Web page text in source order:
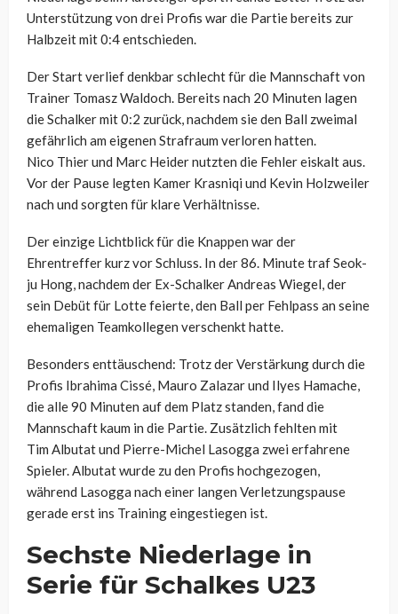
Unterstützung von drei Profis war die Partie bereits zur
Halbzeit mit 0:4 entschieden.
Der Start verlief denkbar schlecht für die Mannschaft von
Trainer TomaszWaldoch. Bereits nach 20 Minuten lagen
die Schalker mit 0:2 zurück, nachdem sie den Ball zweimal
gefährlich am eigenen Strafraum verloren hatten.
Nico Thierund Marc Heider nutzten die Fehler eiskalt aus.
Vor der Pause legten Kamer Krasniqi und Kevin Holzweiler
nach und sorgten für klare Verhältnisse.
Der einzige Lichtblick für die Knappen war der
Ehrentreffer kurz vor Schluss. In der 86. Minute traf Seok-
ju Hong, nachdem der Ex-Schalker Andreas Wiegel, der
sein Debüt für Lotte feierte, den Ball per Fehlpass an seine
ehemaligen Teamkollegen verschenkt hatte.
Besonders enttäuschend: Trotz der Verstärkung durch die
Profis Ibrahima Cissé, Mauro Zalazarund Ilyes Hamache,
die alle 90 Minuten auf dem Platz standen, fand die
Mannschaft kaum in die Partie. Zusätzlich fehlten mit
Tim Albutatund Pierre-Michel Lasogga zwei erfahrene
Spieler.Albutatwurde zu den Profis hochgezogen,
während Lasogga nach einer langen Verletzungspause
gerade erst ins Training eingestiegen ist.
Sechste Niederlage in
Serie für Schalkes U23